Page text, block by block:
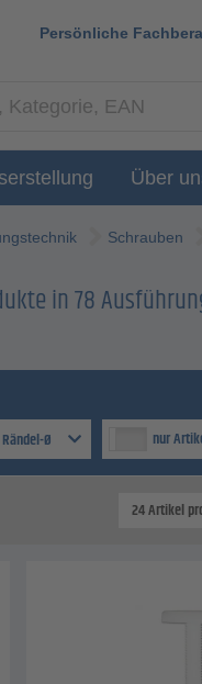
Persönliche
Über
Schrauben
in 78
Rändel-Ø nur
24 Artikel